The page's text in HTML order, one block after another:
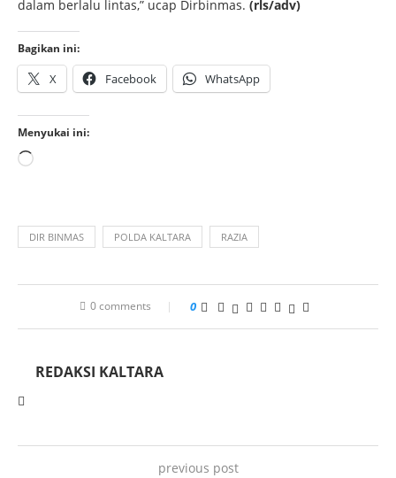
dalam berlalu lintas,” ucap Dirbinmas. (rls/adv)
Bagikan ini:
X Facebook WhatsApp
Menyukai ini:
DIR BINMAS POLDA KALTARA RAZIA
0 comments 0
REDAKSI KALTARA
previous post